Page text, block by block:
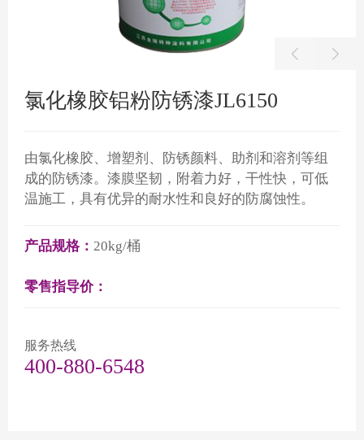
氯化橡胶铝粉防锈漆JL6150
由氯化橡胶、增塑剂、防锈颜料、助剂和溶剂等组
成的防锈漆。漆膜坚韧，附着力好，干性快，可低
温施工，具有优异的耐水性和良好的防腐蚀性。
产品规格： 20kg/桶
零售指导价：
服务热线
400-880-6548